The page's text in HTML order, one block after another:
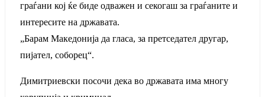
граѓани кој ќе биде одважен и секогаш за граѓаните и
интересите на државата.
„Барам Македонија да гласа, за претседател другар,
пијател, соборец“.
Димитриевски посочи дека во државата има многу